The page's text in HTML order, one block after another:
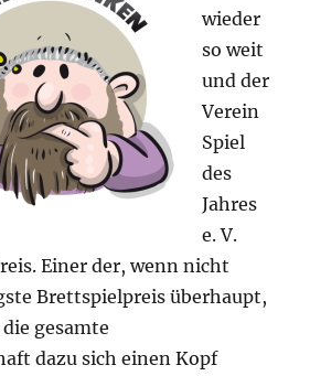
wieder
so weit
und der
Verein
Spiel
des
Jahres
e. V.
Einer der, wenn nicht
Brettspielpreis überhaupt,
gesamte
dazu sich einen Kopf